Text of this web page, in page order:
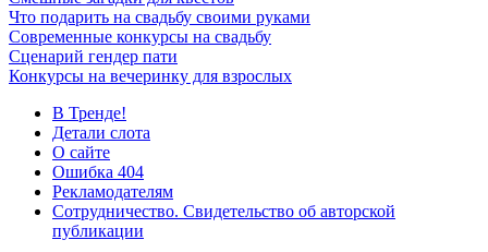
Что подарить на свадьбу своими руками
Современные конкурсы на свадьбу
Сценарий гендер пати
Конкурсы на вечеринку для взрослых
В Тренде!
Детали слота
О сайте
Ошибка 404
Рекламодателям
Сотрудничество. Свидетельство об авторской
публикации